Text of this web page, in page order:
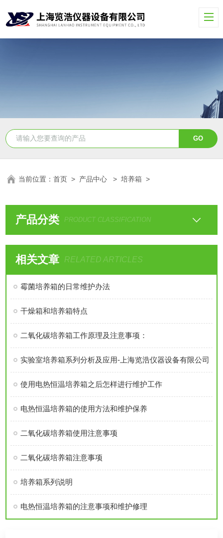
当前位置：首页 > 产品中心 >培养箱 >
产品分类 PRODUCT CLASSIFICATION
相关文章 RELATED ARTICLES
霉菌培养箱的日常维护办法
干燥箱和培养箱特点
二氧化碳培养箱工作原理及注意事项：
实验室培养箱系列分析及应用-上海览浩仪器设备有限公司
使用电热恒温培养箱之后怎样进行维护工作
电热恒温培养箱的使用方法和维护保养
二氧化碳培养箱使用注意事项
二氧化碳培养箱注意事项
培养箱系列说明
电热恒温培养箱的注意事项和维护修理